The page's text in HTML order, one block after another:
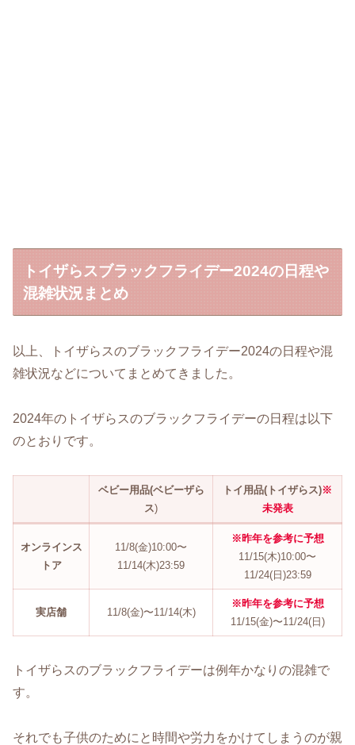
トイザらスブラックフライデー2024の日程や
混雑状況まとめ
以上、トイザらスのブラックフライデー2024の日程や混
雑状況などについてまとめてきました。
2024年のトイザらスのブラックフライデーの日程は以下
のとおりです。
ベビー用品(ベビーザら
ス)
トイ用品(トイザらス)※
未発表
オンラインス
トア
11/8(金)10:00〜
11/14(木)23:59
※昨年を参考に予想
11/15(木)10:00〜
11/24(日)23:59
実店舗 11/8(金)〜11/14(木)
※昨年を参考に予想
11/15(金)〜11/24(日)
トイザらスのブラックフライデーは例年かなりの混雑で
す。
それでも子供のためにと時間や労力をかけてしまうのが親